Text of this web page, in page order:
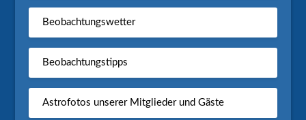
Beobachtungswetter
Beobachtungstipps
Astrofotos unserer Mitglieder und Gäste